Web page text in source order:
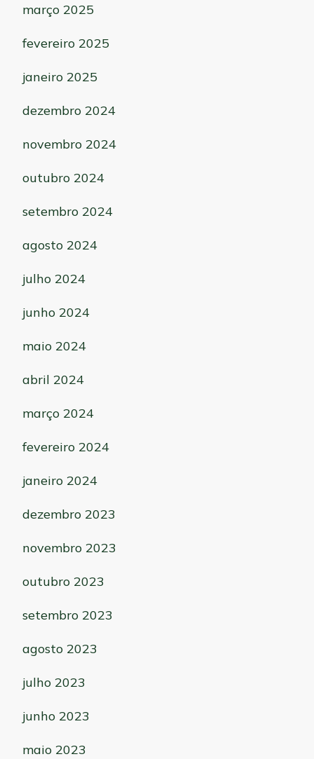
março 2025
fevereiro 2025
janeiro 2025
dezembro 2024
novembro 2024
outubro 2024
setembro 2024
agosto 2024
julho 2024
junho 2024
maio 2024
abril 2024
março 2024
fevereiro 2024
janeiro 2024
dezembro 2023
novembro 2023
outubro 2023
setembro 2023
agosto 2023
julho 2023
junho 2023
maio 2023